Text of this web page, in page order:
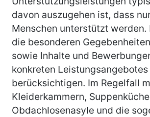
davon auszugehen ist, dass
Menschen unterstützt werden.
die besonderen
sowie Inhalte und
konkreten Leistungsangebotes
berücksichtigen. Im Regelfall
Kleiderkammern,
Obdachlosenasyle und die